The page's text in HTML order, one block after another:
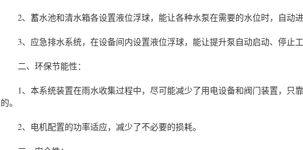
2、蓄水池和清水箱各设置液位浮球，能让各种水泵在需要的水位时，自动进
3、应急排水系统，在设备间内设置液位浮球，能让提升泵自动启动、停止工
二、环保节能性：
1、本系统装置在雨水收集过程中，尽可能减少了用电设备和阀门装置，只
的。
2、电机配置的功率适应，减少了不必要的损耗。